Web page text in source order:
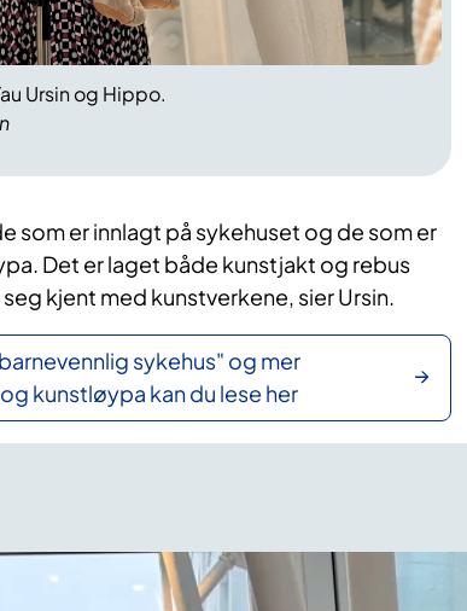
Ursin og Hippo.
som er innlagt på sykehuset og de som er
Det er laget både kunstjakt og rebus
kjent med kunstverkene, sier Ursin.
sykehus" og mer
kunstløypa kan du lese her